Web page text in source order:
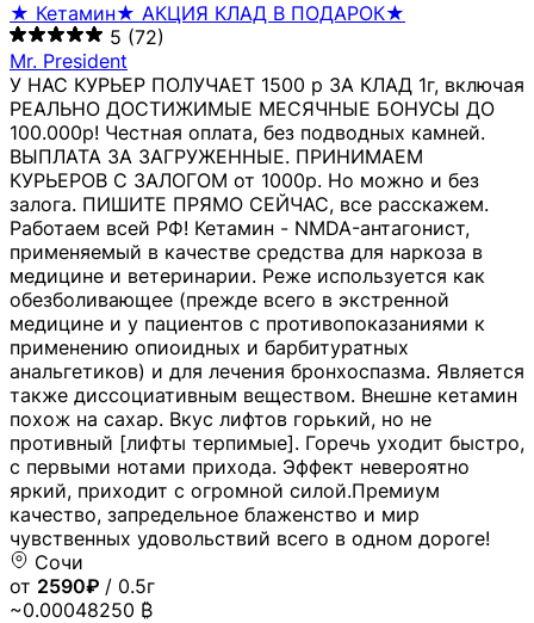
★ Кетамин★ АКЦИЯ КЛАД В ПОДАРОК★
5 (72)
Mr. President
У НАС КУРЬЕР ПОЛУЧАЕТ 1500 р ЗА КЛАД 1г, включая
РЕАЛЬНО ДОСТИЖИМЫЕ МЕСЯЧНЫЕ БОНУСЫ ДО
100.000р! Честная оплата, без подводных камней.
ВЫПЛАТА ЗА ЗАГРУЖЕННЫЕ. ПРИНИМАЕМ
КУРЬЕРОВ С ЗАЛОГОМ от 1000р. Но можно и без
залога. ПИШИТЕ ПРЯМО СЕЙЧАС, все расскажем.
Работаем всей РФ! Кетамин - NMDA-антагонист,
применяемый в качестве средства для наркоза в
медицине и ветеринарии. Реже используется как
обезболивающее (прежде всего в экстренной
медицине и у пациентов с противопоказаниями к
применению опиоидных и барбитуратных
анальгетиков) и для лечения бронхоспазма. Является
также диссоциативным веществом. Внешне кетамин
похож на сахар. Вкус лифтов горький, но не
противный [лифты терпимые]. Горечь уходит быстро,
с первыми нотами прихода. Эффект невероятно
яркий, приходит с огромной силой.Премиум
качество, запредельное блаженство и мир
чувственных удовольствий всего в одном дороге!
Сочи
от 2590₽ / 0.5г
~0.00048250 ₿